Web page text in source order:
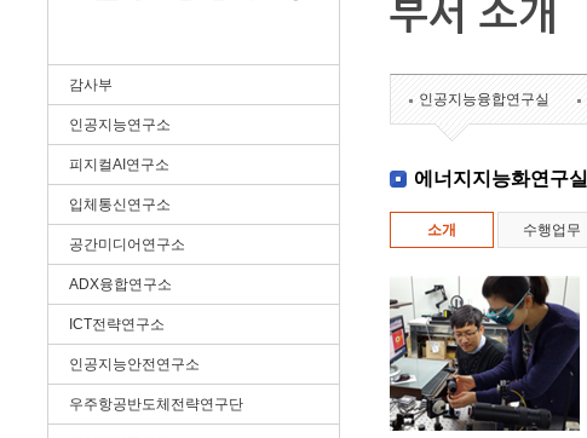
감사부
인공지능연구소
피지컬AI연구소
입체통신연구소
공간미디어연구소
ADX융합연구소
ICT전략연구소
인공지능안전연구소
우주항공반도체전략연구단
부서 소개
인공지능융합연구실
에너지지능화연구실
소개 수행업무